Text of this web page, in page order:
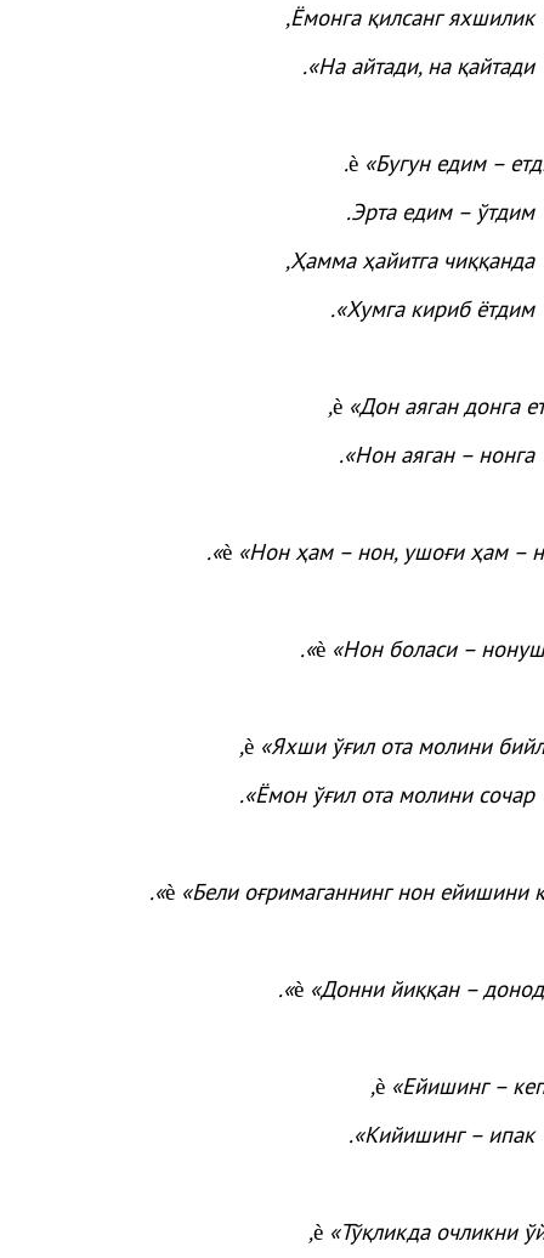
Ёмонга қилсанг яхшилик
,
На айтади, на қайтади
».
è «Бугунедим –
.
Эртаедим – ўтдим
.
Ҳамма ҳайитга чиққанда
,
Хумга кириб ётдим
».
è «Дон аягандонга
,
Нон аяган– нонга
».
è «Нон ҳам – нон, ушоғи ҳам –
»
.
è «Нон боласи –
»
.
è «Яхши ўғил ота молини
,
Ёмон ўғил ота молини сочар
».
è «Бели оғримаганнинг нон ейишини
è «Донни йиққан–
».
è «Ейишинг–
,
Кийишинг– ипак
».
è «Тўқликда очликни
,